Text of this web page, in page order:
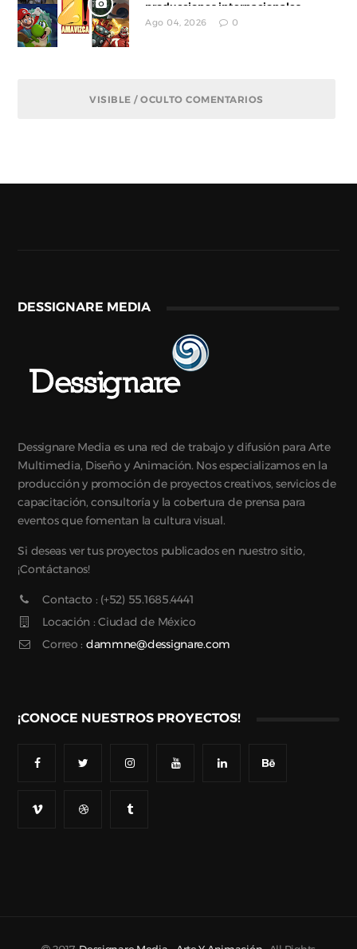
producciones internacionales
Ago 04, 2026 0
VISIBLE / OCULTO COMENTARIOS
DESSIGNARE MEDIA
Dessignare Media es una red de trabajo y difusión para Arte
Multimedia, Diseño y Animación. Nos especializamos en la
producción y promoción de proyectos creativos, servicios de
capacitación, consultoría y la cobertura de prensa para
eventos que fomentan la cultura visual.
Si deseas ver tus proyectos publicados en nuestro sitio,
¡Contáctanos!
Contacto : (+52) 55.1685.4441
Locación : Ciudad de México
Correo : dammne@dessignare.com
¡CONOCE NUESTROS PROYECTOS!